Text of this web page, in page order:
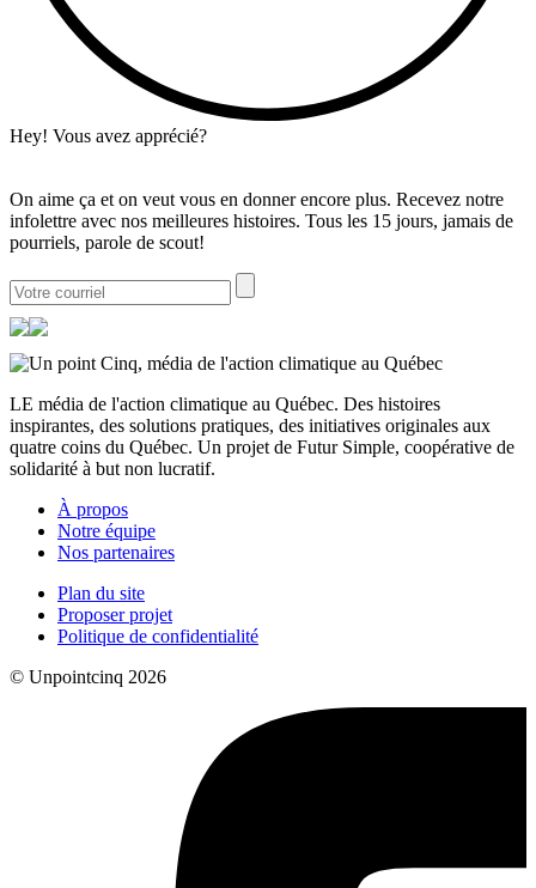
Hey! Vous avez apprécié?
On aime ça et on veut vous en donner encore plus. Recevez notre
infolettre avec nos meilleures histoires. Tous les 15 jours, jamais de
pourriels, parole de scout!
LE média de l'action climatique au Québec. Des histoires
inspirantes, des solutions pratiques, des initiatives originales aux
quatre coins du Québec. Un projet de Futur Simple, coopérative de
solidarité à but non lucratif.
À propos
Notre équipe
Nos partenaires
Plan du site
Proposer projet
Politique de confidentialité
© Unpointcinq 2026